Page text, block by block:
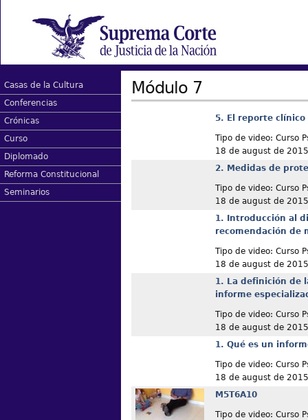
Casas de la Cultura
Conferencias
Crónicas
Curso
Diplomado
Reforma Constitucional
Seminarios
Módulo 7
5. El reporte
Tipo de video: Curso
18 de august de 2015
2. Medidas de
Tipo de video: Curso
18 de august de 2015
1. Introducción al
recomendación de
Tipo de video: Curso
18 de august de 2015
1. La definición de
informe
Tipo de video: Curso
18 de august de 2015
1. Qué es un
Tipo de video: Curso
18 de august de 2015
M5T6A10
Tipo de video: Curso